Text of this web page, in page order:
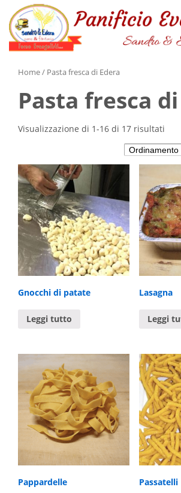
Home/ Pasta fresca di Edera
Pasta fresca
Visualizzazione di 1-16 di 17 risultati
Gnocchi di patate
Leggi tutto
Lasagna
Leggi
Pappardelle Passatelli